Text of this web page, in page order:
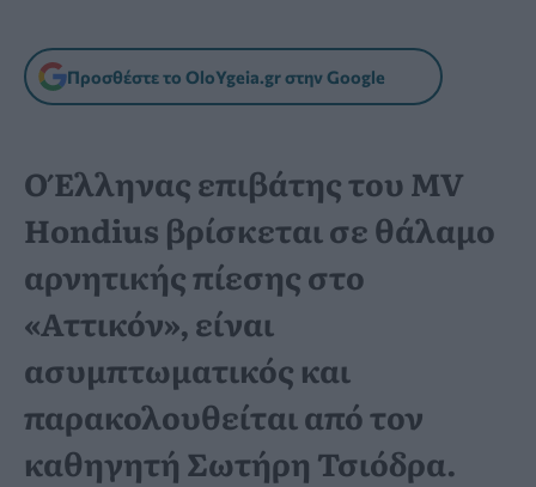
Προσθέστε το OloYgeia.gr στην Google
Ο Έλληνας επιβάτης του MV
Hondius βρίσκεται σε θάλαμο
αρνητικής πίεσης στο
«Αττικόν», είναι
ασυμπτωματικός και
παρακολουθείται από τον
καθηγητή Σωτήρη Τσιόδρα.